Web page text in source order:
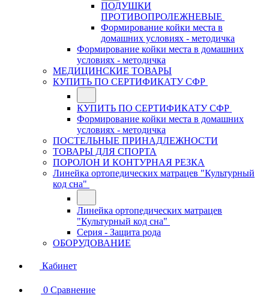
ПОДУШКИ
ПРОТИВОПРОЛЕЖНЕВЫЕ
Формирование койки места в
домашних условиях - методичка
Формирование койки места в домашних
условиях - методичка
МЕДИЦИНСКИЕ ТОВАРЫ
КУПИТЬ ПО СЕРТИФИКАТУ СФР
КУПИТЬ ПО СЕРТИФИКАТУ СФР
Формирование койки места в домашних
условиях - методичка
ПОСТЕЛЬНЫЕ ПРИНАДЛЕЖНОСТИ
ТОВАРЫ ДЛЯ СПОРТА
ПОРОЛОН И КОНТУРНАЯ РЕЗКА
Линейка ортопедических матрацев "Культурный
код сна"
Линейка ортопедических матрацев
"Культурный код сна"
Серия - Защита рода
ОБОРУДОВАНИЕ
Кабинет
0 Сравнение